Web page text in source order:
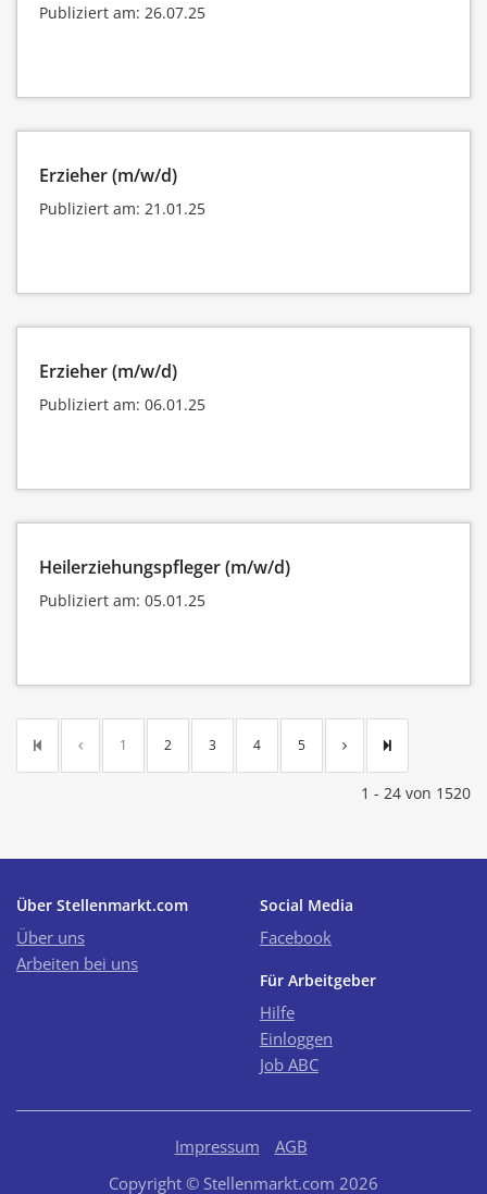
Publiziert am: 26.07.25
Erzieher (m/w/d)
Publiziert am: 21.01.25
Erzieher (m/w/d)
Publiziert am: 06.01.25
Heilerziehungspfleger (m/w/d)
Publiziert am: 05.01.25
1 2 3 4 5
1 - 24 von 1520
Über Stellenmarkt.com
Über uns
Arbeiten bei uns
Social Media
Facebook
Für Arbeitgeber
Hilfe
Einloggen
Job ABC
Impressum
AGB
Copyright © Stellenmarkt.com 2026